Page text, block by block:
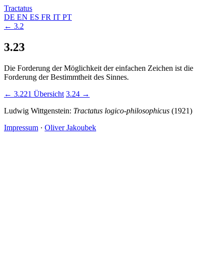
Tractatus
DE EN ES FR IT PT
← 3.2
3.23
Die Forderung der Möglichkeit der einfachen Zeichen ist die
Forderung der Bestimmtheit des Sinnes.
← 3.221 Übersicht 3.24 →
Ludwig Wittgenstein: Tractatus logico-philosophicus (1921)
Impressum · Oliver Jakoubek